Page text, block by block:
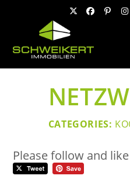
CATEGORIES:
Please follow and